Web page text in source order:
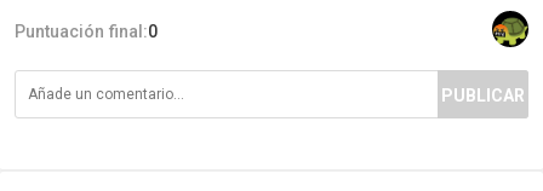
Puntuación final:0
PUBLICAR